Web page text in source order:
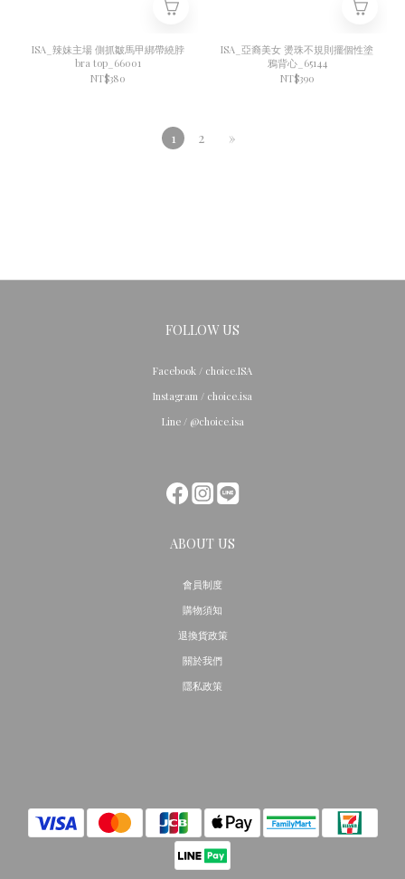
ISA_辣妹主場 側抓皺馬甲綁帶繞脖
bra top_66001
NT$380
ISA_亞裔美女 燙珠不規則擺個性塗
鴉背心_65144
NT$390
1 2 »
FOLLOW US
Facebook / choice.ISA
Instagram / choice.isa
Line / @choice.isa
ABOUT US
會員制度
購物須知
退換貨政策
關於我們
隱私政策